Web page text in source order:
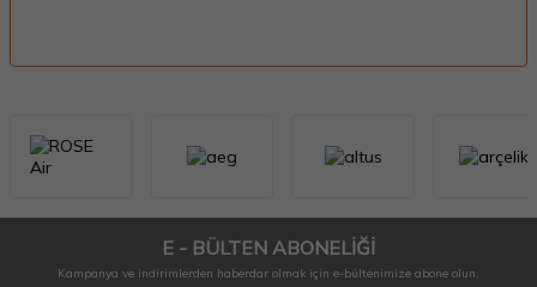
E - BÜLTEN ABONELİĞİ
Kampanya ve indirimlerden haberdar olmak için e-bültenimize abone olun.